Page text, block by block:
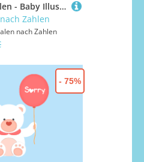
Malen nach Zahlen - Baby Illustration - 13, mit Rahmen
Zahlen
nach Zahlen
- 75%